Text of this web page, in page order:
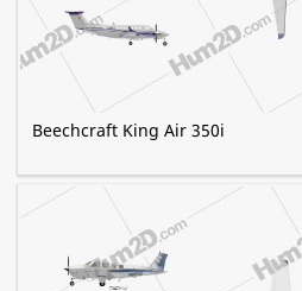
Beechcraft King Air 350i